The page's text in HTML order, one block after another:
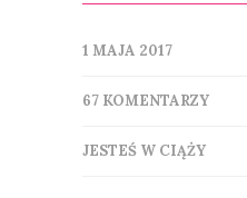
1 MAJA 2017
67 KOMENTARZY
JESTEŚ W CIĄŻY